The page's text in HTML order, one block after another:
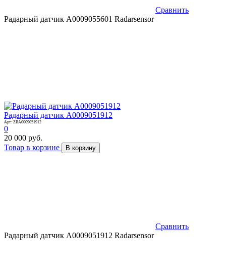
Сравнить
Радарный датчик A0009055601 Radarsensor
Радарный датчик A0009051912
Арт: ZBA0009051912
0
20 000 руб.
Товар в корзине
В корзину
Сравнить
Радарный датчик A0009051912 Radarsensor